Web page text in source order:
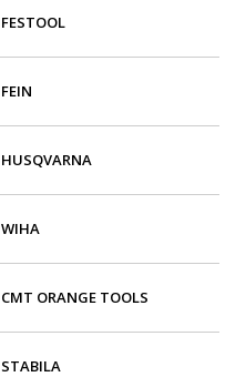
FESTOOL
FEIN
HUSQVARNA
WIHA
CMT ORANGE TOOLS
STABILA